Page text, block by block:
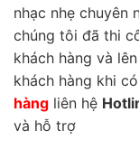
nhạc nhẹ chuyên
chúng tôi đã thi
khách hàng và
khách hàng khi
hàng liên hệ
và hỗ trợ